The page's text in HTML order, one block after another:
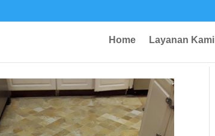
Home Layanan Kami